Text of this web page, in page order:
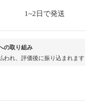
1~2日で発送
の取り組み
われ、評価後に振り込まれます